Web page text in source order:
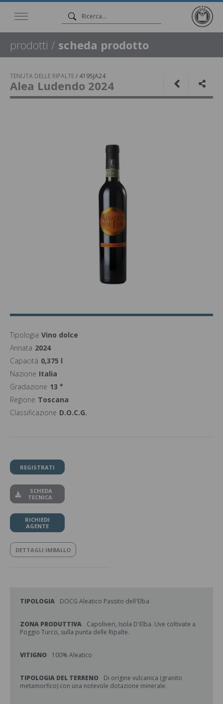
prodotti / scheda prodotto
TENUTA DELLE RIPALTE/ 4195JA24
Alea Ludendo 2024
Tipologia Vino dolce
Annata 2024
Capacità 0,375 l
Nazione Italia
Gradazione 13 °
Regione Toscana
Classificazione D.O.C.G.
REGISTRATI
SCHEDA
TECNICA
RICHIEDI
AGENTE
DETTAGLI IMBALLO
TIPOLOGIA DOCG Aleatico Passito dell'Elba
ZONA PRODUTTIVA
Capoliveri, Isola D'Elba. Uve coltivate a
Poggio Turco, sulla punta delle Ripalte.
VITIGNO 100% Aleatico
TIPOLOGIA DEL TERRENO
Di origine vulcanica (granito
metamorfico) con una notevole dotazione minerale.